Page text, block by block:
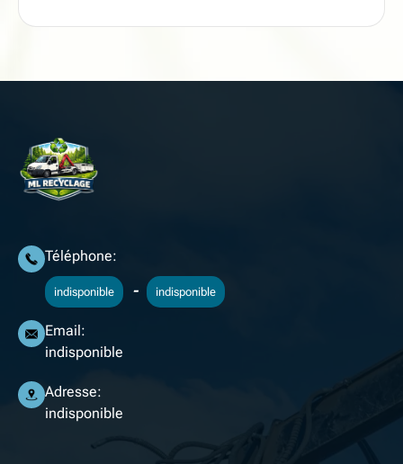
Téléphone:
indisponible - indisponible
Email:
indisponible
Adresse:
indisponible